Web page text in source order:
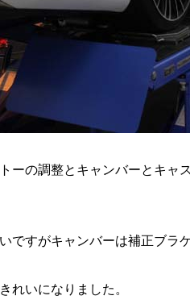
ーの調整とキャンバーとキャ
ですがキャンバーは補正ブラ
れいになりました。